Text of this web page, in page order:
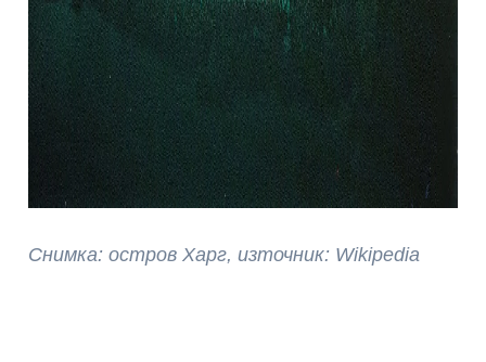
Снимка: остров Харг, източник: Wikipedia